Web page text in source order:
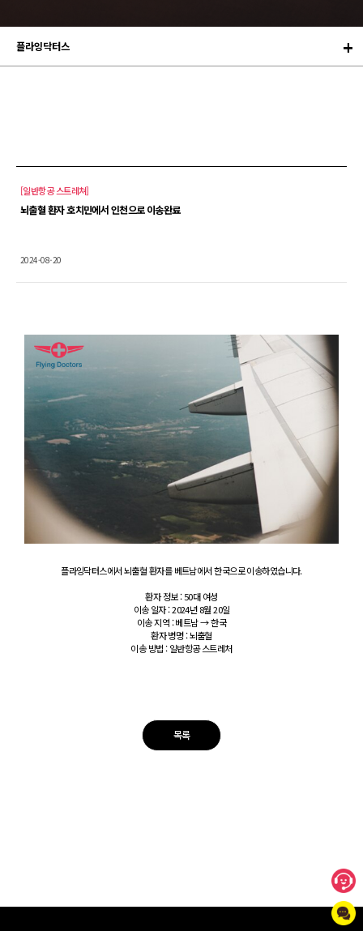
플라잉닥터스
[일반항공 스트레쳐]
뇌출혈 환자 호치민에서 인천으로 이송완료
2024-08-20
플라잉닥터스에서 뇌출혈 환자를 베트남에서 한국으로 이송하였습니다.
환자 정보 : 50대 여성
이송 일자 : 2024년 8월 20일
이송 지역 : 베트남 → 한국
환자 병명 : 뇌출혈
이송 방법 : 일반항공 스트레처
목록